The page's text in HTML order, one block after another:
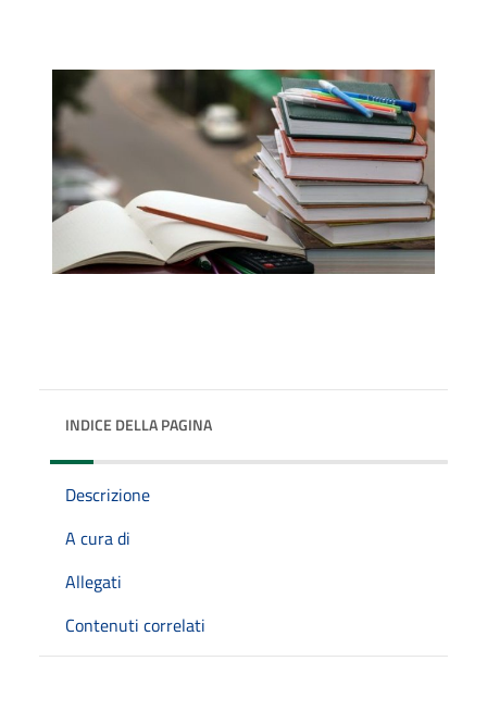
INDICE DELLA PAGINA
Descrizione
A cura di
Allegati
Contenuti correlati